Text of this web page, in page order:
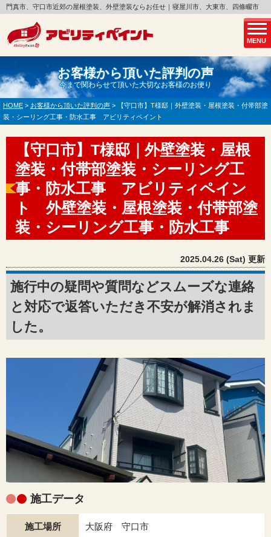
MENU
門真市、守口市近郊の屋根塗装、外壁塗装ならお任せ｜寝屋川市、大東市、四條畷市
お客様から頂いた評判の声
今まで関わらせて頂いた大切なお客様のお便り
HOME > お客様から頂いた評判の声 >
【守口市】T様邸｜外壁塗装・屋根塗装・付帯部塗
装・シーリング工事・防水工事 アビリティペイント
【守口市】T様邸｜外壁塗装・屋根
塗装・付帯部塗装・シーリング工
事・防水工事 アビリティペイン
ト 外壁塗装・屋根塗装・付帯部塗
装・シーリング工事・防水工事
2025.04.26 (Sat) 更新
施行中の疑問や質問などスムーズな連絡
と対応で返答いただき不安が解消されま
した。
施工データ
施工場所 大阪府 守口市